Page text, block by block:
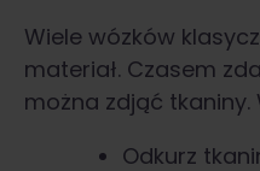
Wiele wózków
materiał. Czasem
można zdjąć tkaniny.
Odkurz